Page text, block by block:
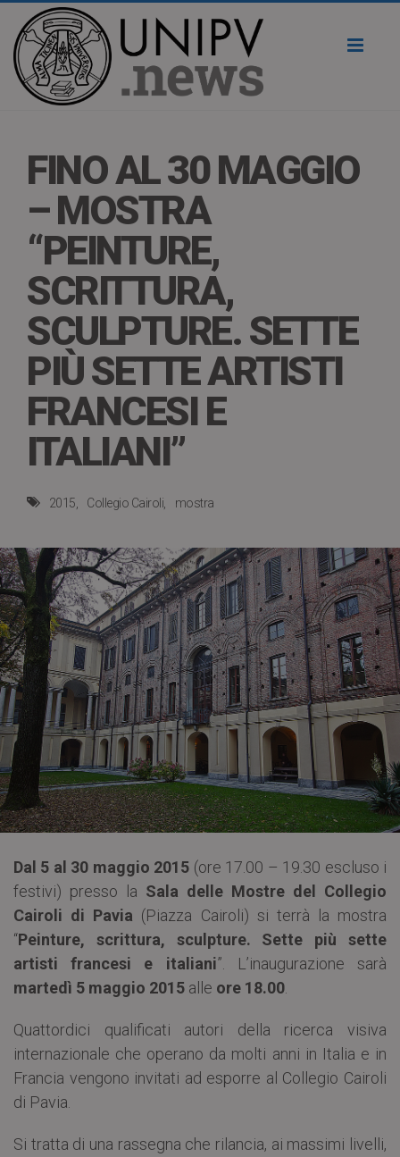
FINO AL 30 MAGGIO
– MOSTRA
“PEINTURE,
SCRITTURA,
SCULPTURE. SETTE
PIÙ SETTE ARTISTI
FRANCESI E
ITALIANI”
2015 Collegio Cairoli mostra
Dal 5 al 30 maggio 2015 (ore 17.00 – 19.30 escluso i
festivi) presso la Sala delle Mostre del Collegio
Cairoli di Pavia (Piazza Cairoli) si terrà la mostra
“Peinture, scrittura, sculpture. Sette più sette
artisti francesi e italiani”. L’inaugurazione sarà
martedì 5 maggio 2015 alle ore 18.00
Quattordici qualificati autori della ricerca visiva
internazionale che operano da molti anni in Italia e in
Francia vengono invitati ad esporre al Collegio Cairoli
di Pavia.
Si tratta di una rassegna che rilancia, ai massimi livelli,